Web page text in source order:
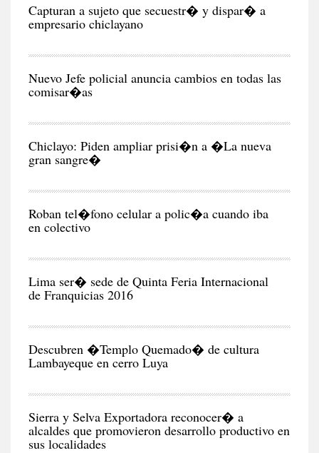
Capturan a sujeto que secuestr� y dispar� a
empresario chiclayano
Nuevo Jefe policial anuncia cambios en todas las
comisar�as
Chiclayo: Piden ampliar prisi�n a �La nueva
gran sangre�
Roban tel�fono celular a polic�a cuando iba
en colectivo
Lima ser� sede de Quinta Feria Internacional
de Franquicias 2016
Descubren �Templo Quemado� de cultura
Lambayeque en cerro Luya
Sierra y Selva Exportadora reconocer� a
alcaldes que promovieron desarrollo productivo en
sus localidades